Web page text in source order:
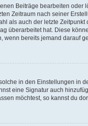
Beiträge bearbeiten
Zeitraum nach seiner
als auch der letzte
überarbeitet hat. Diese
bereits jemand darauf
in den Einstellungen
eine Signatur auch
möchtest, so kannst du